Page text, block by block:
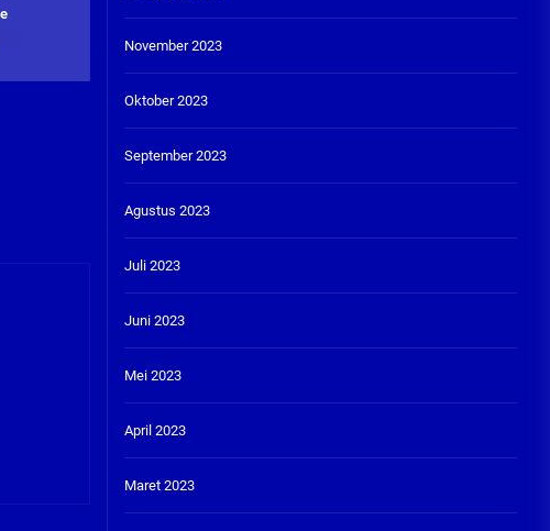
November 2023
Oktober 2023
September 2023
Agustus 2023
Juli 2023
Juni 2023
Mei 2023
April 2023
Maret 2023